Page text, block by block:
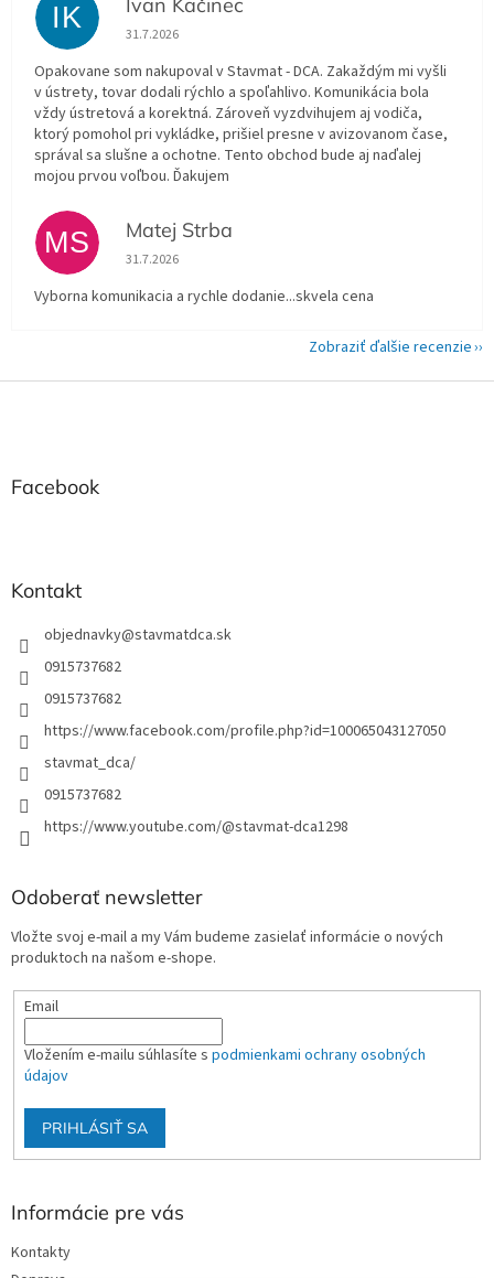
IK Hodnotenie obchodu je 5 z 5 hviezdičiek.
31.7.2026
Opakovane som nakupoval v Stavmat - DCA. Zakaždým mi vyšli
v ústrety, tovar dodali rýchlo a spoľahlivo. Komunikácia bola
vždy ústretová a korektná. Zároveň vyzdvihujem aj vodiča,
ktorý pomohol pri vykládke, prišiel presne v avizovanom čase,
správal sa slušne a ochotne. Tento obchod bude aj naďalej
mojou prvou voľbou. Ďakujem
MS Matej Strba
Hodnotenie obchodu je 5 z 5 hviezdičiek.
31.7.2026
Vyborna komunikacia a rychle dodanie...skvela cena
Zobraziť ďalšie recenzie
Z
Facebook
Kontakt
objednavky@stavmatdca.sk
0915737682
0915737682
https://www.facebook.com/profile.php?id=100065043127050
stavmat_dca/
0915737682
https://www.youtube.com/@stavmat-dca1298
Odoberať newsletter
Vložte svoj e-mail a my Vám budeme zasielať informácie o nových
produktoch na našom e-shope.
Email
Vložením e-mailu súhlasíte s podmienkami ochrany osobných
údajov
PRIHLÁSIŤ SA
Informácie pre vás
Kontakty